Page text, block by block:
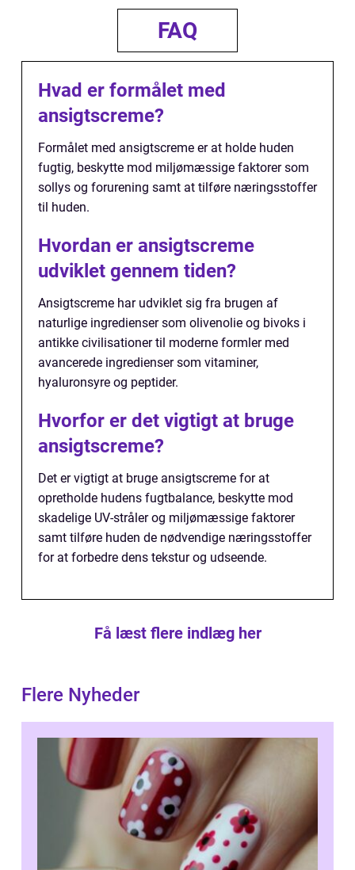
FAQ
Hvad er formålet med
ansigtscreme?
Formålet med ansigtscreme er at holde huden
fugtig, beskytte mod miljømæssige faktorer som
sollys og forurening samt at tilføre næringsstoffer
til huden.
Hvordan er ansigtscreme
udviklet gennem tiden?
Ansigtscreme har udviklet sig fra brugen af
naturlige ingredienser som olivenolie og bivoks i
antikke civilisationer til moderne formler med
avancerede ingredienser som vitaminer,
hyaluronsyre og peptider.
Hvorfor er det vigtigt at bruge
ansigtscreme?
Det er vigtigt at bruge ansigtscreme for at
opretholde hudens fugtbalance, beskytte mod
skadelige UV-stråler og miljømæssige faktorer
samt tilføre huden de nødvendige næringsstoffer
for at forbedre dens tekstur og udseende.
Få læst flere indlæg her
Flere Nyheder